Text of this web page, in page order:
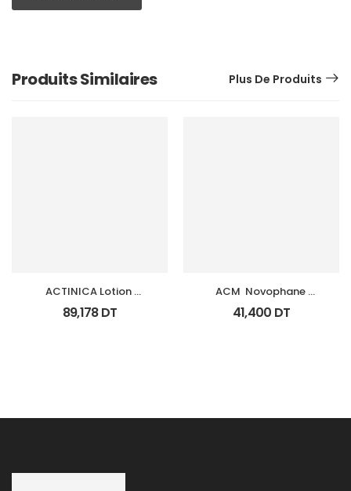
Produits Similaires Plus De Produits
ACTINICA Lotion
Spf50+ Fl 80 Ml
89,178DT
ACM  Novophane
Shampooing Energisant
Fl 200Ml
41,400 DT